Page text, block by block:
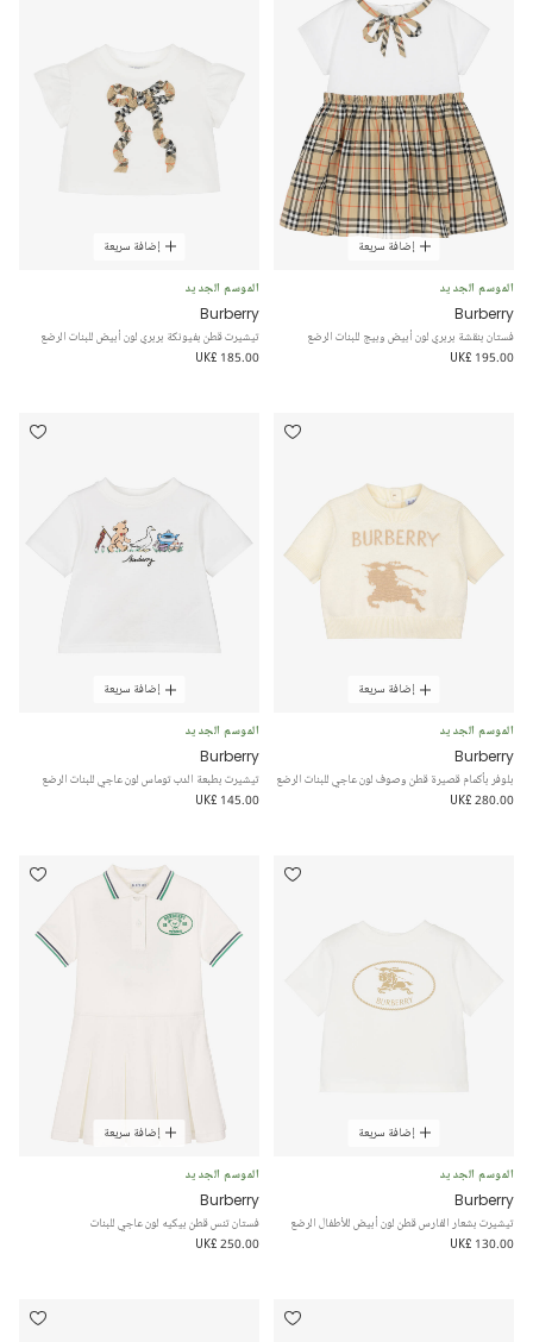
إضافة سريعة
الموسم الجديد
Burberry
فستان بنقشة بربري لون أبيض وبيج للبنات الرضع
UK£ 195.00
إضافة سريعة
الموسم الجديد
Burberry
تيشيرت قطن بفيونكة بربري لون أبيض للبنات الرضع
UK£ 185.00
إضافة سريعة
الموسم الجديد
Burberry
بلوفر بأكمام قصيرة قطن وصوف لون عاجي للبنات الرضع
UK£ 280.00
إضافة سريعة
الموسم الجديد
Burberry
تيشيرت بطبعة الدب توماس لون عاجي للبنات الرضع
UK£ 145.00
إضافة سريعة
الموسم الجديد
Burberry
تيشيرت بشعار الفارس قطن لون أبيض للأطفال الرضع
UK£ 130.00
إضافة سريعة
الموسم الجديد
Burberry
فستان تنس قطن بيكيه لون عاجي للبنات
UK£ 250.00